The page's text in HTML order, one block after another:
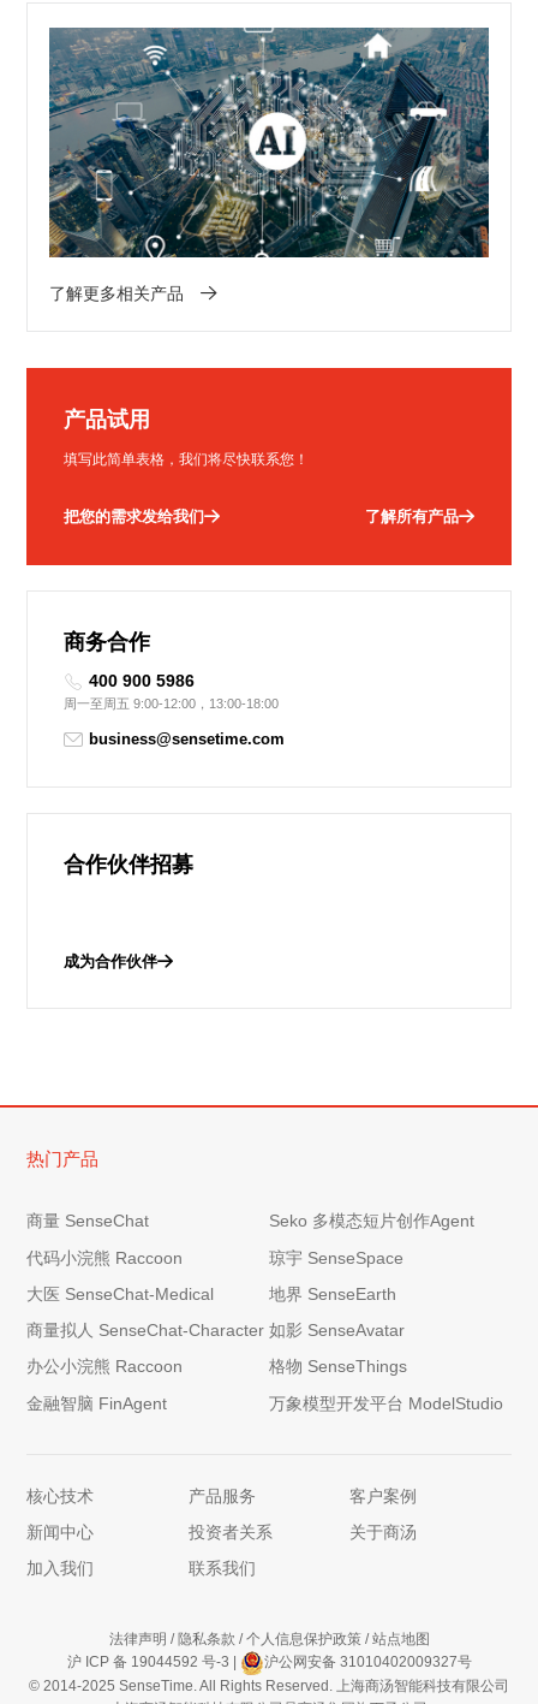
了解更多相关产品
产品试用
填写此简单表格，我们将尽快联系您！
把您的需求发给我们 了解所有产品
商务合作
400 900 5986
周一至周五 9:00-12:00，13:00-18:00
business@sensetime.com
合作伙伴招募
成为合作伙伴
热门产品
商量 SenseChat
Seko 多模态短片创作Agent
代码小浣熊 Raccoon
琼宇 SenseSpace
大医 SenseChat-Medical
地界 SenseEarth
商量拟人 SenseChat-Character 如影 SenseAvatar
办公小浣熊 Raccoon
格物 SenseThings
金融智脑 FinAgent
万象模型开发平台 ModelStudio
核心技术 产品服务
客户案例
新闻中心
投资者关系
关于商汤
加入我们
联系我们
法律声明 / 隐私条款 / 个人信息保护政策/ 站点地图
沪 ICP 备 19044592 号-3 |
沪公网安备 31010402009327号
© 2014-2025 SenseTime. All Rights Reserved. 上海商汤智能科技有限公司